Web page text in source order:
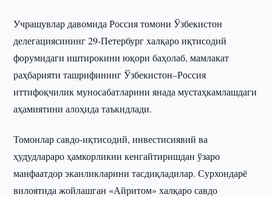
Учрашувлар давомида Россия томони Ўзбекистон
делегациясининг 29-Петербург халқаро иқтисодий
форумидаги иштирокини юқори баҳолаб, мамлакат
раҳбарияти ташрифининг Ўзбекистон–Россия
иттифоқчилик муносабатларини янада мустаҳкамлашдаги
аҳамиятини алоҳида таъкидлади.
Томонлар савдо-иқтисодий, инвестисиявий ва
ҳудудлараро ҳамкорликни кенгайтиришдан ўзаро
манфаатдор эканликларини тасдиқладилар. Сурхондарё
вилоятида жойлашган «Айритом» халқаро савдо